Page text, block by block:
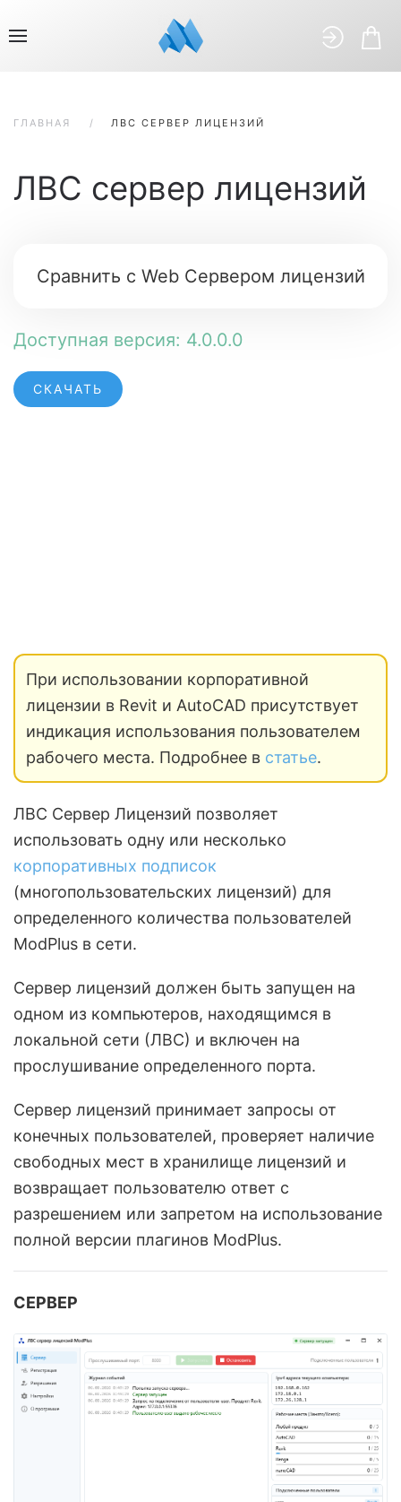
ГЛАВНАЯ ЛВС СЕРВЕР ЛИЦЕНЗИЙ
ЛВС сервер лицензий
Сравнить с Web Сервером лицензий
Доступная версия: 4.0.0.0
СКАЧАТЬ
При использовании корпоративной
лицензии в Revit и AutoCAD присутствует
индикация использования пользователем
рабочего места. Подробнее в статье.
ЛВС Сервер Лицензий позволяет
использовать одну или несколько
корпоративных подписок
(многопользовательских лицензий) для
определенного количества пользователей
ModPlus в сети.
Сервер лицензий должен быть запущен на
одном из компьютеров, находящимся в
локальной сети (ЛВС) и включен на
прослушивание определенного порта.
Сервер лицензий принимает запросы от
конечных пользователей, проверяет наличие
свободных мест в хранилище лицензий и
возвращает пользователю ответ с
разрешением или запретом на использование
полной версии плагинов ModPlus.
СЕРВЕР